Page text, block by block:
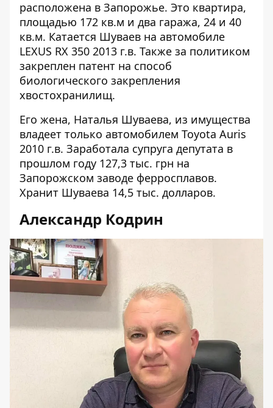
расположена в Запорожье. Это квартира,
площадью 172 кв.м и два гаража, 24 и 40
кв.м. Катается Шуваев на автомобиле
LEXUS RX 350 2013 г.в. Также за политиком
закреплен патент на способ
биологического закрепления
хвостохранилищ.
Его жена, Наталья Шуваева, из имущества
владеет только автомобилем Toyota Auris
2010 г.в. Заработала супруга депутата в
прошлом году 127,3 тыс. грн на
Запорожском заводе ферросплавов.
Хранит Шуваева 14,5 тыс. долларов.
Александр Кодрин